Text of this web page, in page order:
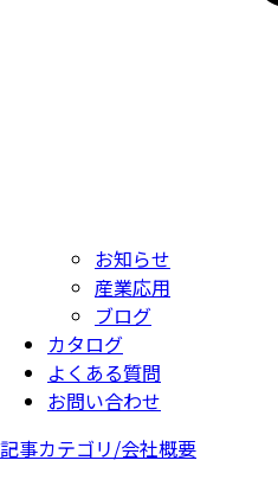
お知らせ
産業応用
ブログ
カタログ
よくある質問
お問い合わせ
記事カテゴリ/会社概要